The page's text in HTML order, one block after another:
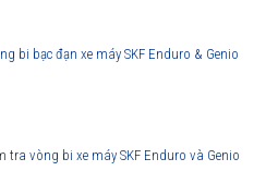
- SKF Authorized Distributor
bi bạc đạn xe máy SKF Enduro & Genio
vòng bi xe máy SKF Enduro và Genio